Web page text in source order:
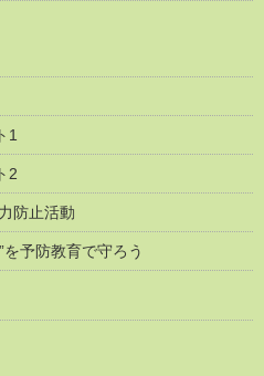
1
2
防止活動
予防教育で守ろう